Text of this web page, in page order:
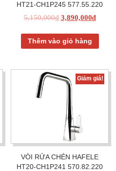
HT21-CH1P245 577.55.220
5,150,000₫ 3,890,000₫
Thêm vào giỏ hàng
Giảm giá!
VÒI RỬA CHÉN HAFELE
HT20-CH1P241 570.82.220